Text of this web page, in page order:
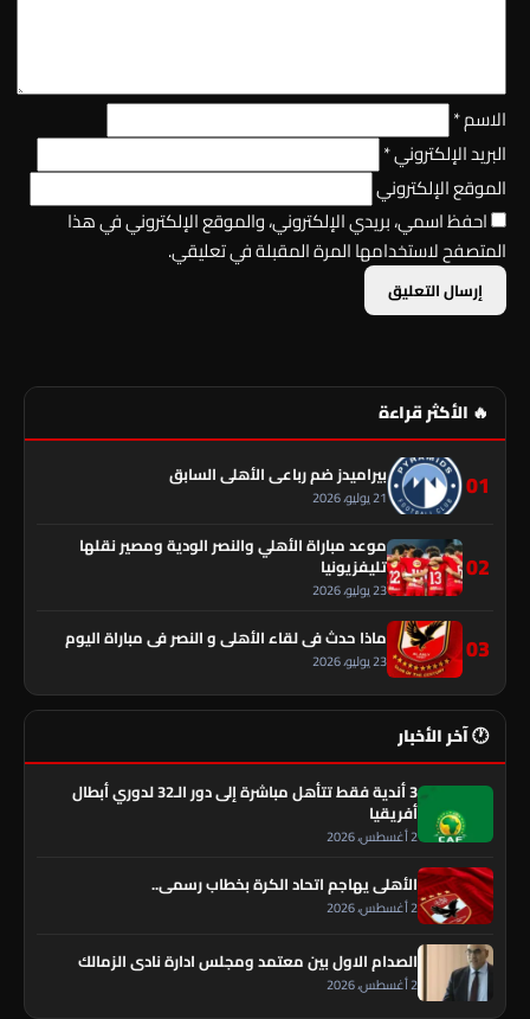
الاسم*
البريد الإلكتروني*
الموقع الإلكتروني
احفظ اسمي، بريدي الإلكتروني، والموقع الإلكتروني في هذا
المتصفح لاستخدامها المرة المقبلة في تعليقي.
🔥 الأكثر قراءة
01 بيراميدز ضم رباعي الأهلي السابق
21 يوليو، 2026
02
موعد مباراة الأهلي والنصر الودية ومصير نقلها
تليفزيونيا
23 يوليو، 2026
03 ماذا حدث في لقاء الأهلي و النصر فى مباراة اليوم
23 يوليو، 2026
🕐 آخر الأخبار
3 أندية فقط تتأهل مباشرة إلى دور الـ32 لدوري أبطال
أفريقيا
2 أغسطس، 2026
الأهلي يهاجم اتحاد الكرة بخطاب رسمي..
2 أغسطس، 2026
الصدام الاول بين معتمد ومجلس ادارة نادى الزمالك
2 أغسطس، 2026